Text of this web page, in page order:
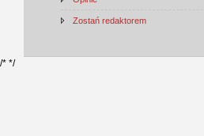
Zostań redaktorem
/* */